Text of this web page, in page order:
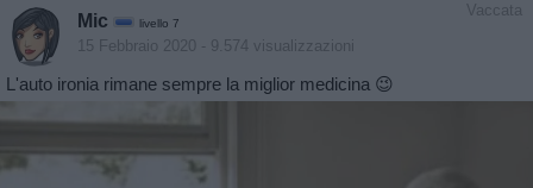
Vaccata
Mic livello 7
15 Febbraio 2020 - 9.574 visualizzazioni
L'auto ironia rimane sempre la miglior medicina 😉